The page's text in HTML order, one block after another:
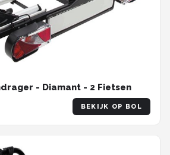
- Diamant - 2 Fietsen
BEKIJK OP BOL